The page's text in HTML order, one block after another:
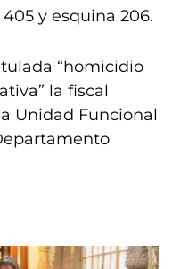
y esquina 206.
“homicidio
la fiscal
Unidad Funcional